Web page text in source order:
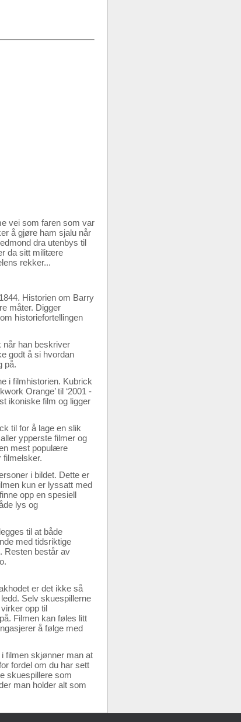
vei som faren som var
å gjøre ham sjalu når
dra utenbys til
da sitt militære
rekker...
Historien om Barry
måter. Digger
historiefortellingen
når han beskriver
godt å si hvordan
på.
i filmhistorien. Kubrick
Orange’ til ‘2001 -
ikoniske film og ligger
til for å lage en slik
ypperste filmer og
mest populære
filmelsker.
i bildet. Dette er
kun er lyssatt med
opp en spesiell
lys og
til at både
med tidsriktige
Resten består av
er det ikke så
Selv skuespillerne
opp til
Filmen kan føles litt
å følge med
filmen skjønner man at
fordel om du har sett
skuespillere som
man holder alt som